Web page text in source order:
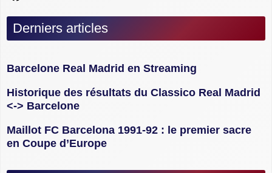
Derniers articles
Barcelone Real Madrid en Streaming
Historique des résultats du Classico Real Madrid
<-> Barcelone
Maillot FC Barcelona 1991-92 : le premier sacre
en Coupe d’Europe